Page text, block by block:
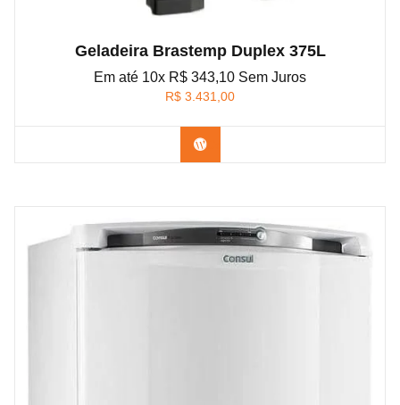
Geladeira Brastemp Duplex 375L
Em até 10x R$ 343,10 Sem Juros
R$ 3.431,00
Confira na Amazon